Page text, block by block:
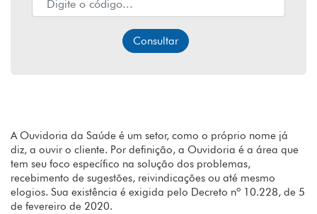
Consultar
A Ouvidoria da Saúde é um setor, como o próprio nome já
diz, a ouvir o cliente. Por definição, a Ouvidoria é a área que
tem seu foco específico na solução dos problemas,
recebimento de sugestões, reivindicações ou até mesmo
elogios. Sua existência é exigida pelo Decreto nº 10.228, de 5
de fevereiro de 2020.